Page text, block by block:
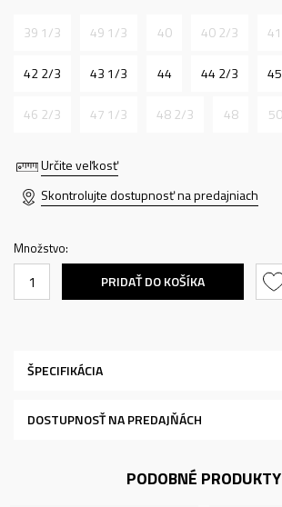
Určite veľkosť
39 1/3 49 1/3 40 40 2/3
42 2/3 43 1/3 44 44 2/3
46 2/3 47 1/3 48 2/3 48 50
Skontrolujte dostupnosť na predajniach
Množstvo:
PRIDAŤ DO KOŠÍKA
ŠPECIFIKÁCIA
DOSTUPNOSŤ NA PREDAJŇÁCH
PODOBNÉ PRODUKTY